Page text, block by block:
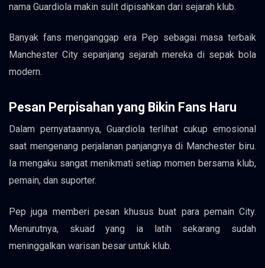
nama Guardiola makin sulit dipisahkan dari sejarah klub.
Banyak fans menganggap era Pep sebagai masa terbaik
Manchester City sepanjang sejarah mereka di sepak bola
modern.
Pesan Perpisahan yang Bikin Fans Haru
Dalam pernyataannya, Guardiola terlihat cukup emosional
saat mengenang perjalanan panjangnya di Manchester biru.
Ia mengaku sangat menikmati setiap momen bersama klub,
pemain, dan suporter.
Pep juga memberi pesan khusus buat para pemain City.
Menurutnya, skuad yang ia latih sekarang sudah
meninggalkan warisan besar untuk klub.